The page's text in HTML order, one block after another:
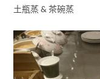
土瓶蒸 & 茶碗蒸